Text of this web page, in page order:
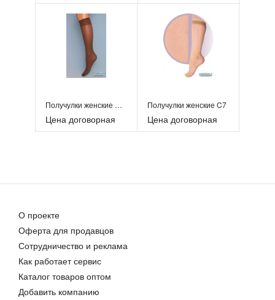
Получулки женские C332
Цена договорная
Получулки женские C7
Цена договорная
О проекте
Оферта для продавцов
Сотрудничество и реклама
Как работает сервис
Каталог товаров оптом
Добавить компанию